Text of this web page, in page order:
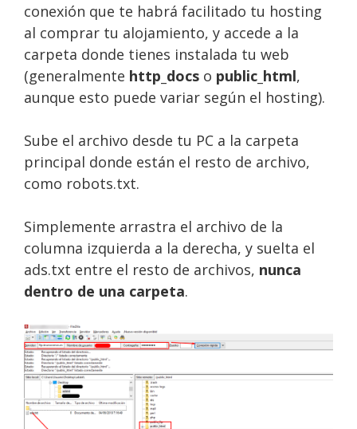
conexión que te habrá facilitado tu hosting
al comprar tu alojamiento, y accede a la
carpeta donde tienes instalada tu web
(generalmente http_docs o public_html,
aunque esto puede variar según el hosting).
Sube el archivo desde tu PC a la carpeta
principal donde están el resto de archivo,
como robots.txt.
Simplemente arrastra el archivo de la
columna izquierda a la derecha, y suelta el
ads.txt entre el resto de archivos, nunca
dentro de una carpeta.